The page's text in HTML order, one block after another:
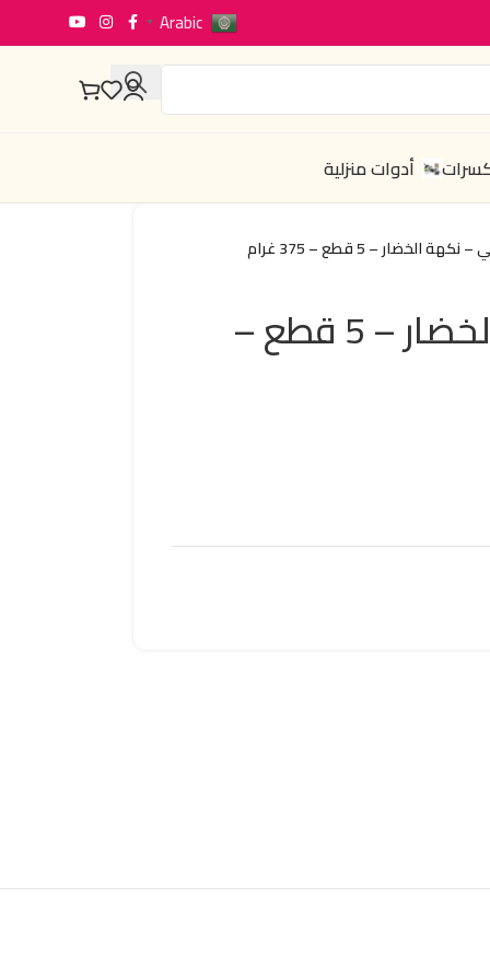
Arabic
▼
أدوات منزلية
الخضار – 5 قطع – 375 غرام
إندومي – نكهة الخضار – 5 قطع –